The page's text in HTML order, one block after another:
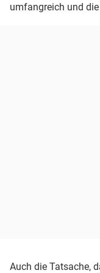
umfangreich und
Auch die Tatsache,